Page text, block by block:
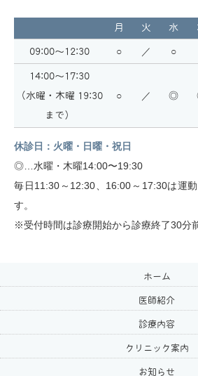
月 火 水
09:00～12:30
○ ／ ○
14:00〜17:30
（水曜・木曜 19:30
まで）
○ ／ ◎
休診日：火曜・日曜・祝日
◎…水曜・木曜14:00〜19:30
毎日11:30～12:30、16:00～17:30は運
す。
※受付時間は診療開始から診療終了30分
ホーム
医師紹介
診療内容
クリニック案内
お知らせ